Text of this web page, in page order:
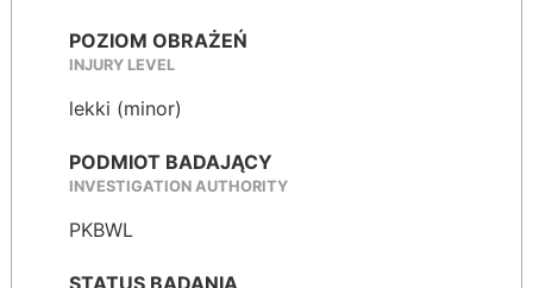
POZIOM OBRAŻEŃ
INJURY LEVEL
lekki (minor)
PODMIOT BADAJĄCY
INVESTIGATION AUTHORITY
PKBWL
STATUS BADANIA